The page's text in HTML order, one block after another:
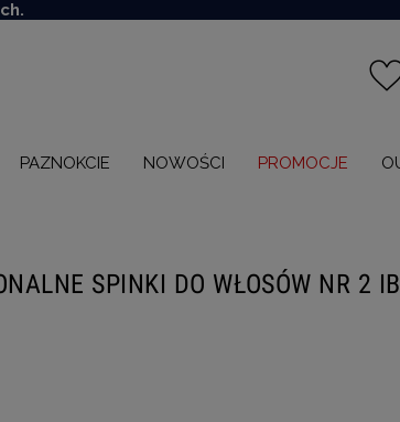
PAZNOKCIE NOWOŚCI PROMOCJE
SPINKI DO WŁOSÓW NR 2